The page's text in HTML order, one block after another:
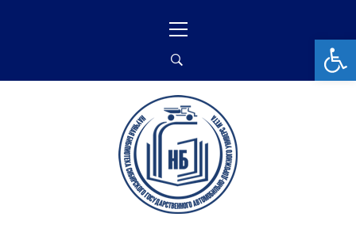
меню